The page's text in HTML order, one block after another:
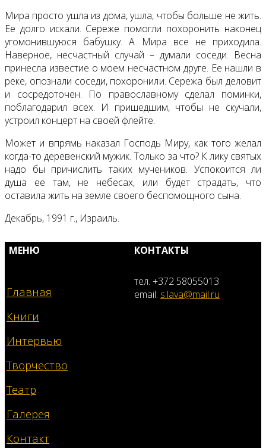
Мира просто ушла из дома, ушла, чтобы больше не жить.
Ее долго искали. Сереже помогли похоронить наконец
угомонившуюся бабушку. А Мира все не приходила.
Наверное, несчастный случай – думали соседи. Весна
принесла известие о моем несчастном друге. Ее нашли в
реке, опознали соседи, похоронили. Сережа был деловит
и сосредоточен. По православному сделал поминки,
поблагодарил всех. И пришедшим, чтобы не скучали,
устроил концерт на своей флейте.
Может и впрямь наказал Господь Миру, как того желал
когда-то деревенский мужик. Только за что? К лику святых
надо бы причислить таких мучеников. Успокоится ли
душа ее там, не небесах, или будет страдать, что
оставила жить на земле своего беспомощного сына.
Декабрь, 1991 г., Израиль.
МЕНЮ КОНТАКТЫ
Главная
Книги
Интервью
Творчество
Театр
Галерея
Контакт
тел. +372 58055013
email: s.lava@mail.ru